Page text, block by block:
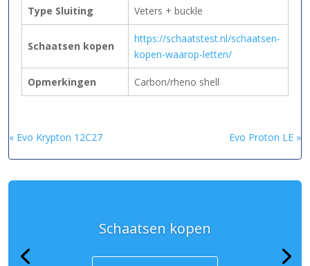
Type Sluiting Veters + buckle
Schaatsen kopen
https://schaatstest.nl/schaatsen-
kopen-waarop-letten/
Opmerkingen Carbon/rheno shell
« Evo Krypton 12C27 Evo Proton LE »
Schaatsen kopen